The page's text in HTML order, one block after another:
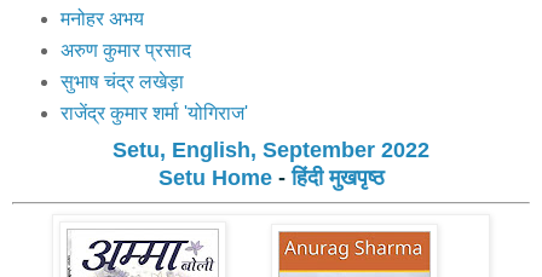
मनोहर अभय
अरुण कुमार प्रसाद
सुभाष चंद्र लखेड़ा
राजेंद्र कुमार शर्मा 'योगिराज'
Setu, English, September 2022
Setu Home-हिंदी मुखपृष्ठ